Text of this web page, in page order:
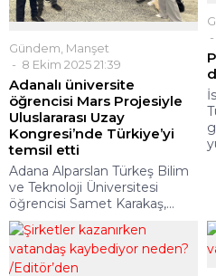
Gündem Manşet
8 Ekim 2025 21:39
Adanalı üniversite
öğrencisi Mars Projesiyle
Uluslararası Uzay
Kongresi’nde Türkiye’yi
temsil etti
Adana Alparslan Türkeş Bilim
ve Teknoloji Üniversitesi
öğrencisi Samet Karakaş,...